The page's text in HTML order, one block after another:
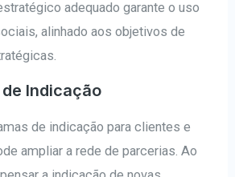
adequado garante o uso
alinhado aos objetivos de
Indicação
de indicação para clientes e
ampliar a rede de parcerias. Ao